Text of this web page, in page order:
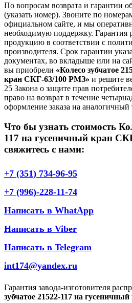
По вопросам возврата и гарантии
(указать номер). Звоните по
официальном сайте, и мы
необходимую поддержку. Гарантия
продукцию в соответствии с
производителя. Срок гарантии
документах, во вкладыше или на
вы приобрели «Колесо зубчатое
кран СКГ-63/100 РМЗ» и решите
25 Закона о защите прав
право на возврат в течение
оформление заказа на аналогичный
Что бы узнать стоимость
117 на гусеничный кран
свяжитесь с нами:
+7 (351) 734-96-95
+7 (996)-228-11-74
Написать в WhatApp
Написать в Viber
Написать в Telegram
int174@yandex.ru
Гарантия завода-изготовителя
зубчатое 21522-117 на